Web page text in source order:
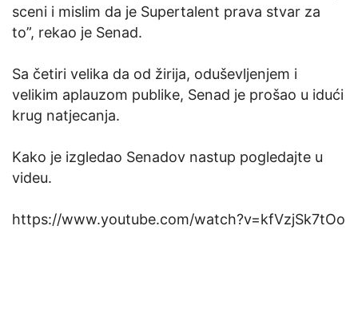
sceni i mislim da je Supertalent prava stvar za
to”, rekao je Senad.
Sa četiri velika da od žirija, oduševljenjem i
velikim aplauzom publike, Senad je prošao u idući
krug natjecanja.
Kako je izgledao Senadov nastup pogledajte u
videu.
https://www.youtube.com/watch?v=kfVzjSk7tOo